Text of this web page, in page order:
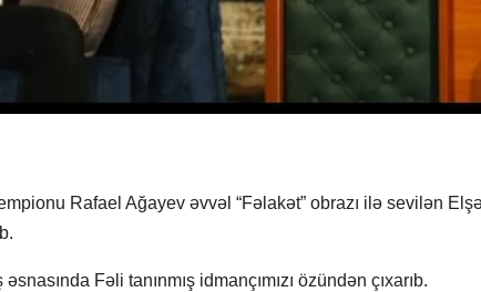
Rafael Ağayev əvvəl “Fəlakət” obrazı ilə sevilən
Fəli tanınmış idmançımızı özündən çıxarıb.